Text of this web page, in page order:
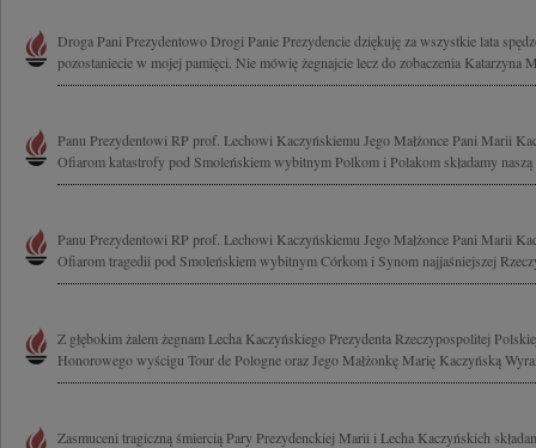
Droga Pani Prezydentowo Drogi Panie Prezydencie dziękuję za wszystkie lata
pozostaniecie w mojej pamięci. Nie mówię żegnajcie lecz do zobaczenia Katarzyna
Panu Prezydentowi RP prof. Lechowi Kaczyńskiemu Jego Małżonce Pani Marii
Ofiarom katastrofy pod Smoleńskiem wybitnym Polkom i Polakom składamy
Panu Prezydentowi RP prof. Lechowi Kaczyńskiemu Jego Małżonce Pani Marii
Ofiarom tragedii pod Smoleńskiem wybitnym Córkom i Synom najjaśniejszej
Z głębokim żalem żegnam Lecha Kaczyńskiego Prezydenta Rzeczypospolitej
Honorowego wyścigu Tour de Pologne oraz Jego Małżonkę Marię Kaczyńską
Zasmuceni tragiczną śmiercią Pary Prezydenckiej Marii i Lecha Kaczyńskich